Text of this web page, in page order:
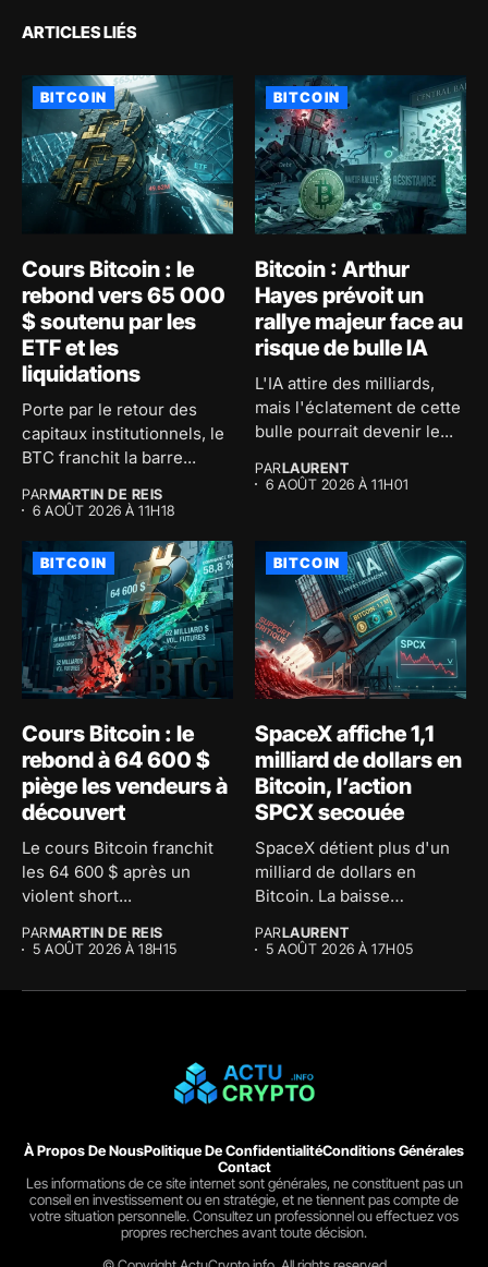
ARTICLES LIÉS
BITCOIN
Cours Bitcoin : le
rebond vers 65 000
$ soutenu par les
ETF et les
liquidations
Porte par le retour des
capitaux institutionnels, le
BTC franchit la barre...
PARMARTIN DE REIS
6 AOÛT 2026 À 11H18
BITCOIN
Bitcoin : Arthur
Hayes prévoit un
rallye majeur face au
risque de bulle IA
L'IA attire des milliards,
mais l'éclatement de cette
bulle pourrait devenir le...
PARLAURENT
6 AOÛT 2026 À 11H01
BITCOIN
Cours Bitcoin : le
rebond à 64 600 $
piège les vendeurs à
découvert
Le cours Bitcoin franchit
les 64 600 $ après un
violent short...
PARMARTIN DE REIS
5 AOÛT 2026 À 18H15
BITCOIN
SpaceX affiche 1,1
milliard de dollars en
Bitcoin, l’action
SPCX secouée
SpaceX détient plus d'un
milliard de dollars en
Bitcoin. La baisse
PARLAURENT
5 AOÛT 2026 À 17H05
À Propos De NousPolitique De ConfidentialitéConditions Générales
Contact
Les informations de ce site internet sont générales, ne constituent pas un
conseil en investissement ou en stratégie, et ne tiennent pas compte de
votre situation personnelle. Consultez un professionnel ou effectuez vos
propres recherches avant toute décision.